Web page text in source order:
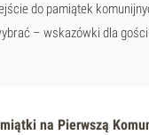
do pamiątek
– wskazówki dla
na Pierwszą